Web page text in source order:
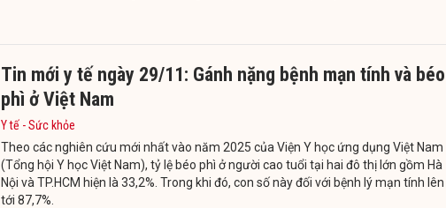
Tin mới y tế ngày 29/11: Gánh nặng bệnh mạn tính và béo
phì ở Việt Nam
Y tế - Sức khỏe
Theo các nghiên cứu mới nhất vào năm 2025 của Viện Y học ứng dụng Việt Nam
(Tổng hội Y học Việt Nam), tỷ lệ béo phì ở người cao tuổi tại hai đô thị lớn gồm Hà
Nội và TP.HCM hiện là 33,2%. Trong khi đó, con số này đối với bệnh lý mạn tính lên
tới 87,7%.